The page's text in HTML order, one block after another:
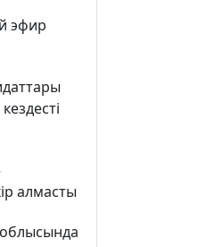
эфир
алмасты